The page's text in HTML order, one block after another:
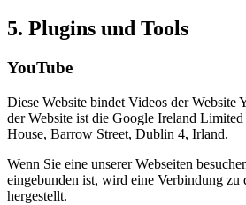
5. Plugins und Tools
YouTube
Diese Website bindet Videos der Website
der Website ist die Google Ireland
House, Barrow Street, Dublin 4, Irland.
Wenn Sie eine unserer Webseiten
eingebunden ist, wird eine Verbindung zu
hergestellt.